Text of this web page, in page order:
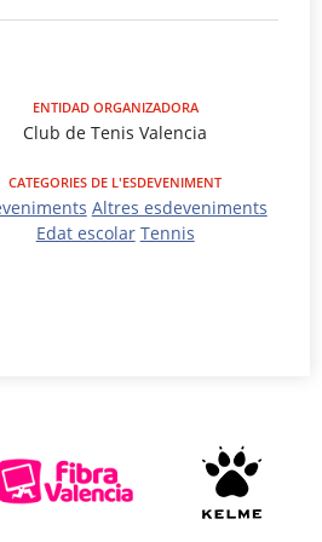
ENTIDAD ORGANIZADORA
Club de Tenis Valencia
CATEGORIES DE L'ESDEVENIMENT
Altres esdeveniments
Edat escolar Tennis